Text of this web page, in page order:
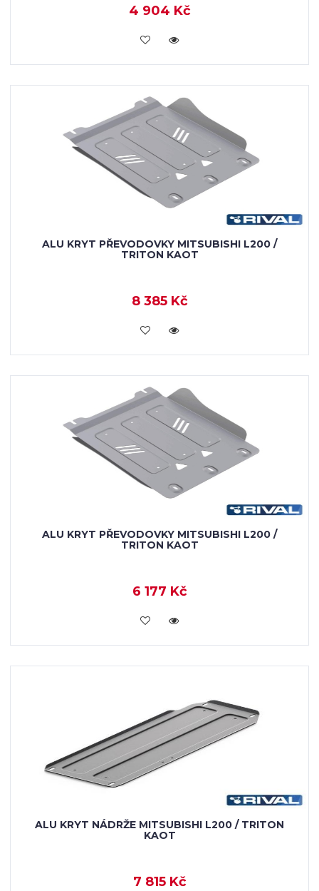
4 904 Kč
KOUPIT
ALU KRYT PŘEVODOVKY MITSUBISHI L200 /
TRITON KAOT
8 385 Kč
KOUPIT
ALU KRYT PŘEVODOVKY MITSUBISHI L200 /
TRITON KAOT
6 177 Kč
KOUPIT
ALU KRYT NÁDRŽE MITSUBISHI L200 / TRITON
KAOT
7 815 Kč